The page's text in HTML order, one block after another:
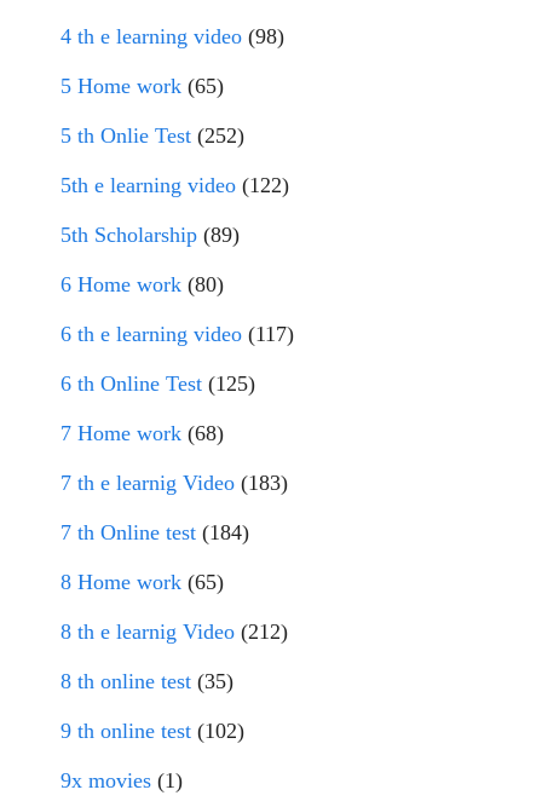
4 th e learning video (98)
5 Home work (65)
5 th Onlie Test (252)
5th e learning video (122)
5th Scholarship (89)
6 Home work (80)
6 th e learning video (117)
6 th Online Test (125)
7 Home work (68)
7 th e learnig Video (183)
7 th Online test (184)
8 Home work (65)
8 th e learnig Video (212)
8 th online test (35)
9 th online test (102)
9x movies (1)